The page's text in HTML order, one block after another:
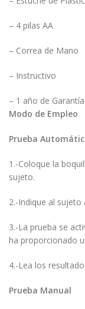
– 4 pilas AA
– Correa de Mano
– Instructivo
– 1 año de Garantía
Modo de Empleo
Prueba
1.-Coloque la
sujeto.
2.-Indique al
3.-La prueba se
ha proporcionado
4.-Lea los
Prueba Manual